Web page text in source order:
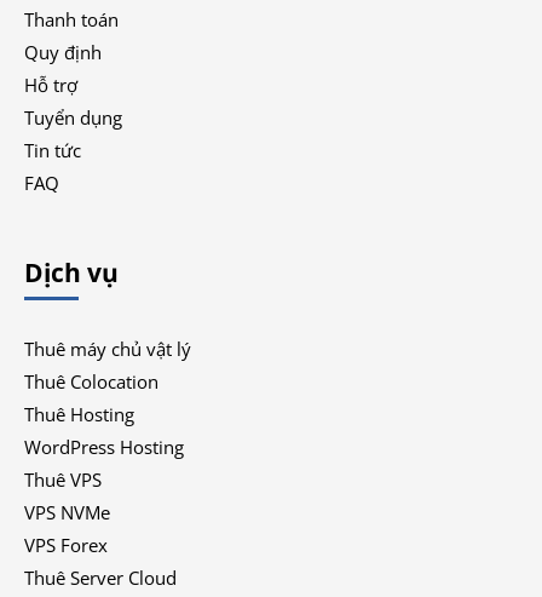
Thanh toán
Quy định
Hỗ trợ
Tuyển dụng
Tin tức
FAQ
Dịch vụ
Thuê máy chủ vật lý
Thuê Colocation
Thuê Hosting
WordPress Hosting
Thuê VPS
VPS NVMe
VPS Forex
Thuê Server Cloud